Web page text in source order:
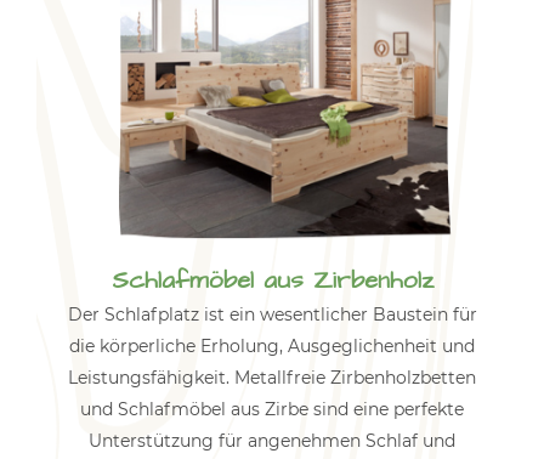
Schlafmöbel aus Zirbenholz
Der Schlafplatz ist ein wesentlicher Baustein für
die körperliche Erholung, Ausgeglichenheit und
Leistungsfähigkeit. Metallfreie Zirbenholzbetten
und Schlafmöbel aus Zirbe sind eine perfekte
Unterstützung für angenehmen Schlaf und